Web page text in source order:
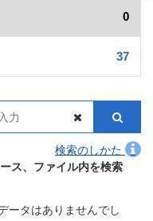
0
37
検索のしかた
ス、ファイル内を検索
ータはありませんでし